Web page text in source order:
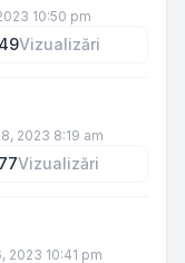
10:50 pm
Vizualizări
2023 8:19 am
Vizualizări
2023 10:41 pm